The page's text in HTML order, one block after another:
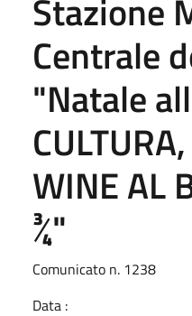
Stazione
Centrale
"Natale
WINE AL
¾"
Comunicato n. 1238
Data :